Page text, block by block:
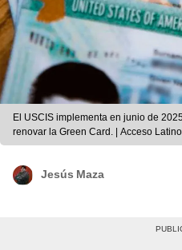
El USCIS implementa en junio de
renovar la Green Card. | Acceso Latino
Jesús Maza